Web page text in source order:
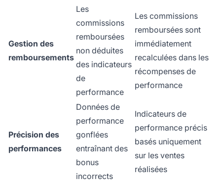
Gestion des
remboursements
Les
commissions
remboursées
non déduites
des indicateurs
de
performance
Les commissions
remboursées sont
immédiatement
recalculées dans les
récompenses de
performance
Précision des
performances
Données de
performance
gonflées
entraînant des
bonus
incorrects
Indicateurs de
performance précis
basés uniquement
sur les ventes
réalisées